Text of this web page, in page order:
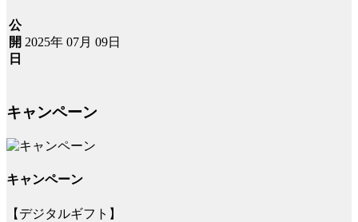
公
開
日
2025年 07月 09日
キャンペーン
キャンペーン
【デジタルギフト】